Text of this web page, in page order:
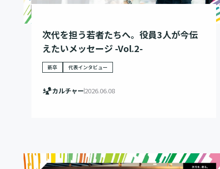
次代を担う若者たちへ。役員3人が今伝
えたいメッセージ -Vol.2-
新卒 代表インタビュー
カルチャー2026.06.08